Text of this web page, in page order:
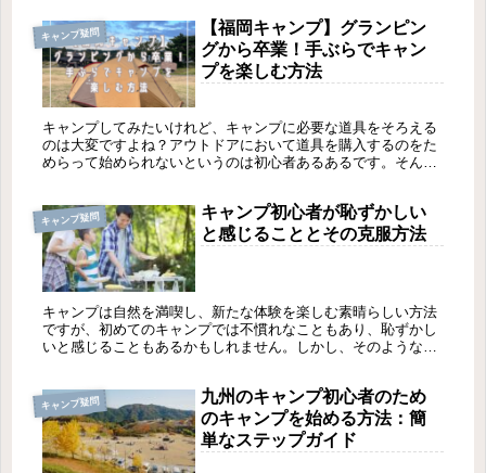
キャンプ疑問
【福岡キャンプ】グランピン
グから卒業！手ぶらでキャン
プを楽しむ方法
キャンプしてみたいけれど、キャンプに必要な道具をそろえる
のは大変ですよね？アウトドアにおいて道具を購入するのをた
めらって始められないというのは初心者あるあるです。そんな
キャンプ疑問
キャンプ初心者が恥ずかしい
と感じることとその克服方法
キャンプは自然を満喫し、新たな体験を楽しむ素晴らしい方法
ですが、初めてのキャンプでは不慣れなこともあり、恥ずかし
いと感じることもあるかもしれません。しかし、そのような気
キャンプ疑問
九州のキャンプ初心者のため
のキャンプを始める方法：簡
単なステップガイド